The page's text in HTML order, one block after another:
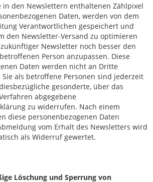
in den Newslettern enthaltenen Zählpixel
Daten, werden von dem
Verantwortlichen gespeichert und
den Newsletter-Versand zu optimieren
Newsletter noch besser den
Person anzupassen. Diese
Daten werden nicht an Dritte
als betroffene Personen sind jederzeit
gesonderte, über das
abgegebene
zu widerrufen. Nach einem
diese personenbezogenen Daten
vom Erhalt des Newsletters wird
als Widerruf gewertet.
Löschung und Sperrung von